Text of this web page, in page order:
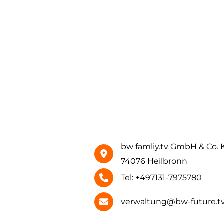
bw famliy.tv GmbH & Co.
74076 Heilbronn
Tel: +497131-7975780
verwaltung@bw-